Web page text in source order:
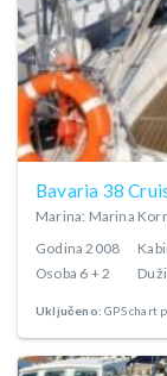
Bavaria 38
Marina: Marina
Godina 2008
Osoba 6 + 2
Uključeno: GPS chart